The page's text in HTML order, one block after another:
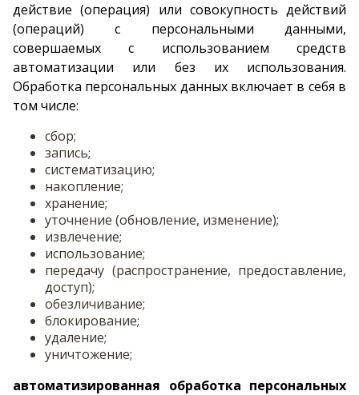
действие (операция) или совокупность действий
(операций) с персональными данными,
совершаемых с использованием средств
автоматизации или без их использования.
Обработка персональных данных включает в себя в
том числе:
сбор;
запись;
систематизацию;
накопление;
хранение;
уточнение (обновление, изменение);
извлечение;
использование;
передачу (распространение, предоставление,
доступ);
обезличивание;
блокирование;
удаление;
уничтожение;
автоматизированная обработка персональных